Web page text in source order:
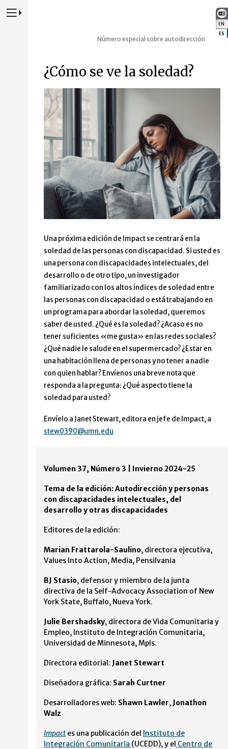
EN
ES
Presione para alternar la navegación principal del sitio web
Número especial sobre autodirección
¿Cómo se ve la soledad?
Una próxima edición de Impact se centrará en la
soledad de las personas con discapacidad. Si usted es
una persona con discapacidades intelectuales, del
desarrollo o de otro tipo, un investigador
familiarizado con los altos índices de soledad entre
las personas con discapacidad o está trabajando en
un programa para abordar la soledad, queremos
saber de usted. ¿Qué es la soledad? ¿Acaso es no
tener suficientes «me gusta» en las redes sociales?
¿Qué nadie le salude en el supermercado? ¿Estar en
una habitación llena de personas y no tener a nadie
con quien hablar? Envíenos una breve nota que
responda a la pregunta: ¿Qué aspecto tiene la
soledad para usted?
Envíelo a Janet Stewart, editora en jefe de Impact, a
stew0390@umn.edu
Volumen 37, Número 3 | Invierno 2024-25
Tema de la edición: Autodirección y personas
con discapacidades intelectuales, del
desarrollo y otras discapacidades
Editores de la edición:
Marian Frattarola-Saulino, directora ejecutiva,
Values Into Action, Media, Pensilvania
BJ Stasio, defensor y miembro de la junta
directiva de la Self-Advocacy Association of New
York State, Buffalo, Nueva York.
Julie Bershadsky, directora de Vida Comunitaria y
Empleo, Instituto de Integración Comunitaria,
Universidad de Minnesota, Mpls.
Directora editorial: Janet Stewart
Diseñadora gráfica: Sarah Curtner
Desarrolladores web: Shawn Lawler, Jonathon
Walz
Impact es una publicación del Instituto de
Integración Comunitaria (UCEDD), y el Centro de